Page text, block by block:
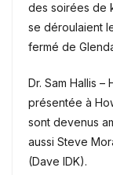
des soirées de
se déroulaient
fermé de
Dr. Sam Hallis
présentée à
sont devenus
aussi Steve
(Dave IDK).